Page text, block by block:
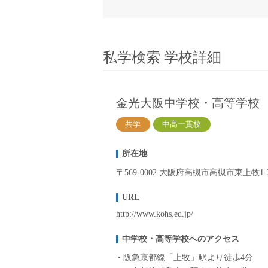
美術教員
実習助手
カウンセラー
個別指導
ALT/AET
私学検索 学校詳細
金光大阪中学校・高等学校
共学 中高一貫校
所在地
〒569-0002 大阪府高槻市高槻市東上牧1-
URL
http://www.kohs.ed.jp/
中学校・高等学校へのアクセス
阪急京都線「上牧」駅より徒歩4分